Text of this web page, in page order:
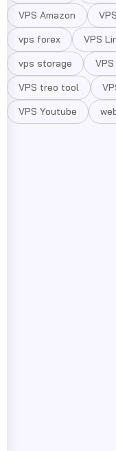
VPS Amazon
vps forex
VPS
vps storage
VPS treo tool
VPS Youtube